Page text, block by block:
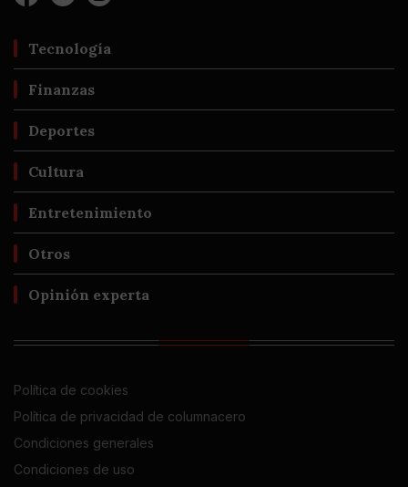
Tecnología
Finanzas
Deportes
Cultura
Entretenimiento
Otros
Opinión experta
Política de cookies
Política de privacidad de columnacero
Condiciones generales
Condiciones de uso